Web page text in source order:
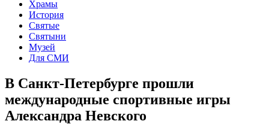
Храмы
История
Святые
Святыни
Музей
Для СМИ
В Санкт-Петербурге прошли
международные спортивные игры
Александра Невского